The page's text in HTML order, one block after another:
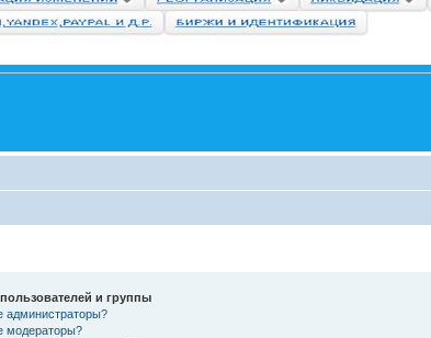
и группы
администраторы?
модераторы?